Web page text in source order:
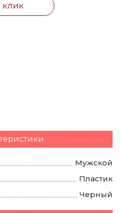
клик
Мужской
Пластик
Черный